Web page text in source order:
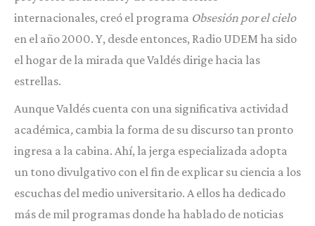
internacionales, creó el programa Obsesión por el cielo
en el año 2000. Y, desde entonces, Radio UDEM ha sido
el hogar de la mirada que Valdés dirige hacia las
estrellas.
Aunque Valdés cuenta con una significativa actividad
académica, cambia la forma de su discurso tan pronto
ingresa a la cabina. Ahí, la jerga especializada adopta
un tono divulgativo con el fin de explicar su ciencia a los
escuchas del medio universitario. A ellos ha dedicado
más de mil programas donde ha hablado de noticias